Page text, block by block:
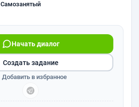
Самозанятый
Начать диалог
Создать задание
Добавить в избранное